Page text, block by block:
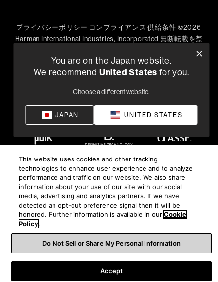
プライバシーポリシー コンプライアンス 供給条件 ©2026
Harman International Industries, Incorporated 無断転載を禁
You are on the Japan website.
We recommend United States for you.
Choose a different website.
JAPAN UNITED STATES
This website uses cookies and other tracking
technologies to enhance user experience and to analyze
performance and traffic on our website. We also share
information about your use of our site with our social
media, advertising and analytics partners. If we have
detected an opt-out preference signal then it will be
honored. Further information is available in our Cookie
Policy.
Do Not Sell or Share My Personal Information
Accept